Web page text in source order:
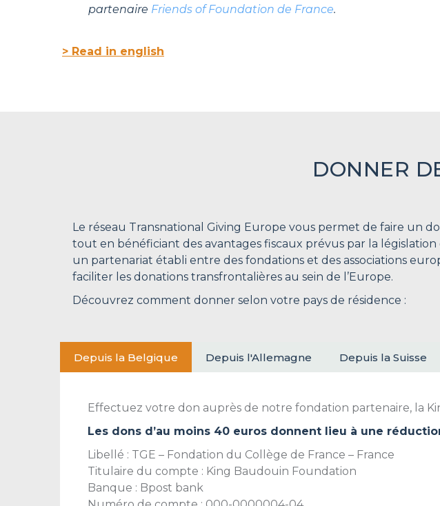
partenaire Friends of Foundation de France.
> Read in english
DONNER
Le réseau Transnational Giving Europe vous permet de faire un
tout en bénéficiant des avantages fiscaux prévus par la
un partenariat établi entre des fondations et des associations
faciliter les donations transfrontalières au sein de l’Europe.
Découvrez comment donner selon votre pays de résidence :
Depuis la Belgique Depuis l'Allemagne Depuis la Suisse
Effectuez votre don auprès de notre fondation partenaire, la
Les dons d’au moins 40 euros donnent lieu à une
Libellé : TGE – Fondation du Collège de France – France
Titulaire du compte : King Baudouin Foundation
Banque : Bpost bank